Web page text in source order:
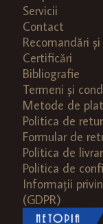
Servicii
Contact
Recomandări
Certificări
Bibliografie
Termeni și
Metode de
Politica de retur
Formular de
Politica de
Politica de
Informații
(GDPR)